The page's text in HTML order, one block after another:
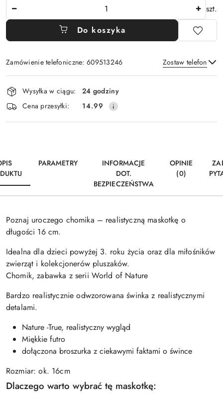
szt.
Do koszyka
Zamówienie telefoniczne: 609513246 Zostaw telefon
Wyślij
Dostępność
i
dostawa
Wysyłka w ciągu:
24 godziny
Cena przesyłki:
14.99
PARAMETRY
INFORMACJE
DOT.
BEZPIECZEŃSTWA
OPINIE
(0)
Poznaj uroczego chomika – realistyczną maskotkę o
długości 16 cm.
Idealna dla dzieci powyżej 3. roku życia oraz dla miłośników
zwierząt i kolekcjonerów pluszaków.
Chomik, zabawka z serii World of Nature
Bardzo realistycznie odwzorowana świnka z realistycznymi
detalami.
Nature -True, realistyczny wygląd
Miękkie futro
dołączona broszurka z ciekawymi faktami o śwince
Rozmiar: ok. 16cm
Dlaczego warto wybrać tę maskotkę: